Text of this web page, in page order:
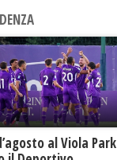
al Viola Park